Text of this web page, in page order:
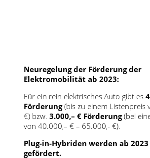
Neuregelung der Förderung der
Elektromobilität ab 2023:
Für ein rein elektrisches Auto gibt es
Förderung(bis zu einem Listenpreis
€) bzw. 3.000,– € Förderung(bei
von 40.000,– € – 65.000,- €).
Plug-in-Hybriden werden ab
gefördert.